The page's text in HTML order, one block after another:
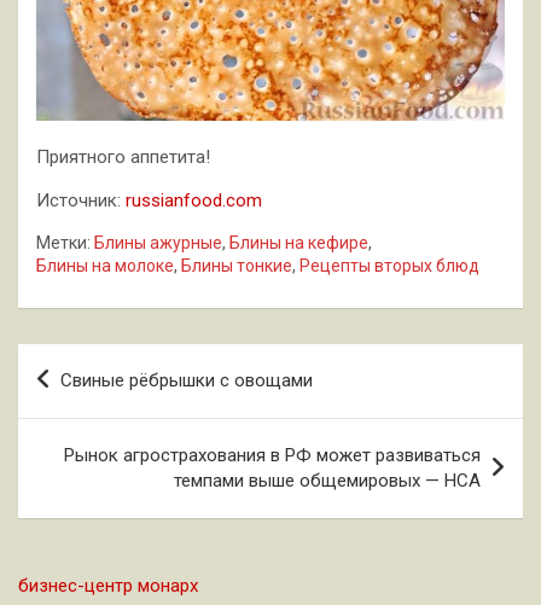
Приятного аппетита!
Источник: russianfood.com
Метки: Блины ажурные, Блины на кефире,
Блины на молоке, Блины тонкие, Рецепты вторых блюд
Навигация
Свиные рёбрышки с овощами
Рынок агрострахования в РФ может развиваться
темпами выше общемировых — НСА
бизнес-центр монарх